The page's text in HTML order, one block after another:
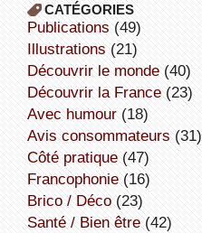
CATÉGORIES
publications (49)
illustrations (21)
découvrir le monde(40)
découvrir la France(23)
avec humour(18)
avis consommateurs (31)
côté pratique(47)
Francophonie(16)
Brico / Déco(23)
Santé / Bien être(42)